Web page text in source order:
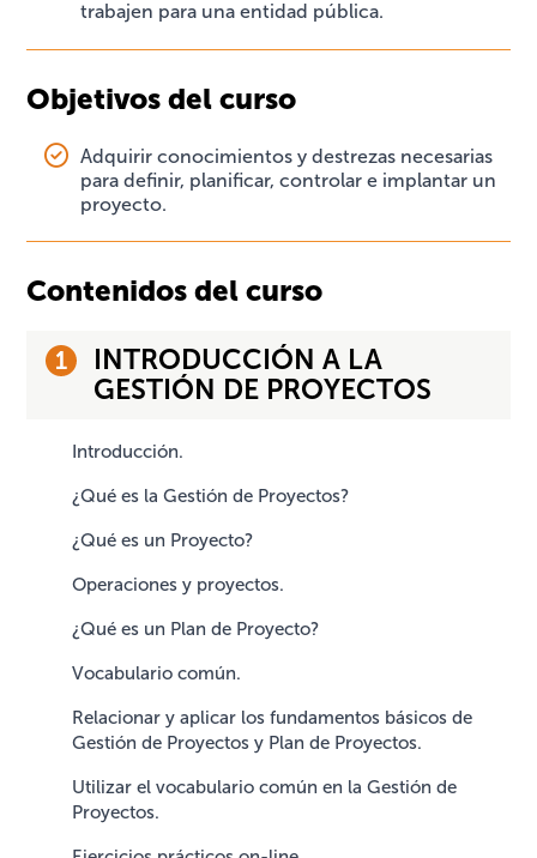
trabajen para una entidad pública.
Objetivos del curso
Adquirir conocimientos y destrezas necesarias
para definir, planificar, controlar e implantar un
proyecto.
Contenidos del curso
INTRODUCCIÓN A LA
GESTIÓN DE PROYECTOS
Introducción.
¿Qué es la Gestión de Proyectos?
¿Qué es un Proyecto?
Operaciones y proyectos.
¿Qué es un Plan de Proyecto?
Vocabulario común.
Relacionar y aplicar los fundamentos básicos de
Gestión de Proyectos y Plan de Proyectos.
Utilizar el vocabulario común en la Gestión de
Proyectos.